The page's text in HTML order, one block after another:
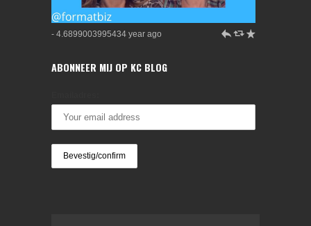
- 4.6899003995434 year ago h J R
ABONNEER MIJ OP KC BLOG